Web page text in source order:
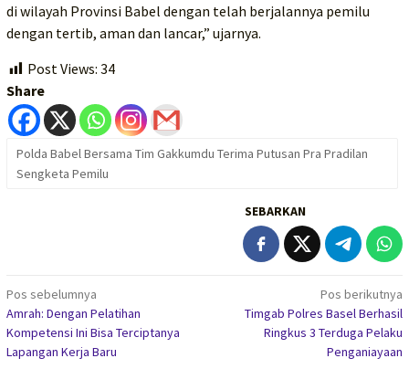
di wilayah Provinsi Babel dengan telah berjalannya pemilu
dengan tertib, aman dan lancar,” ujarnya.
Post Views: 34
Share
Polda Babel Bersama Tim Gakkumdu Terima Putusan Pra Pradilan
Sengketa Pemilu
SEBARKAN
Navigasi
pos
Pos sebelumnya
Amrah: Dengan Pelatihan
Kompetensi Ini Bisa Terciptanya
Lapangan Kerja Baru
Pos berikutnya
Timgab Polres Basel Berhasil
Ringkus 3 Terduga Pelaku
Penganiayaan